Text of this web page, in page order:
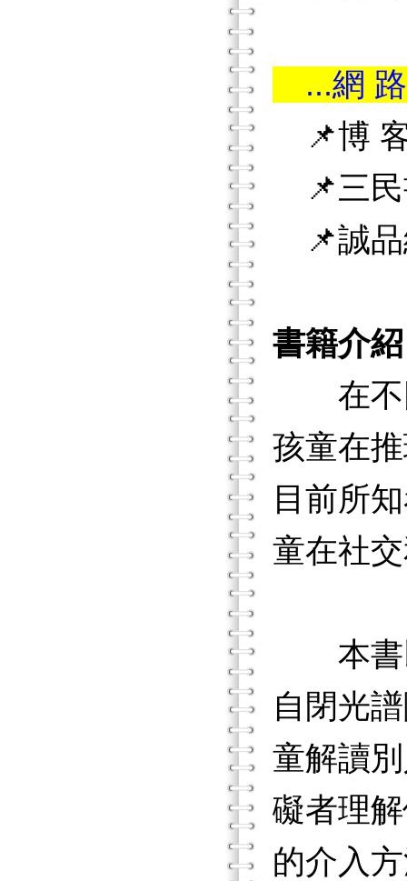
...網
📌博
📌三民
📌誠品
書籍介紹
在不同
孩童在
目前所
童在社
本書以
自閉光
童解讀
礙者理
的介入